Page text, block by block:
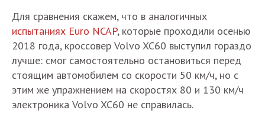
Для сравнения скажем, что в аналогичных
испытаниях Euro NCAP, которые проходили осенью
2018 года, кроссовер Volvo XC60 выступил гораздо
лучше: смог самостоятельно остановиться перед
стоящим автомобилем со скорости 50 км/ч, но с
этим же упражнением на скоростях 80 и 130 км/ч
электроника Volvo XC60 не справилась.